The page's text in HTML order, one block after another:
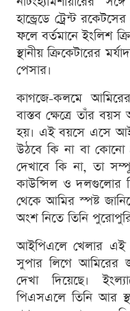
হান্ড্রেডে ট্রেন্ট
ফলে বর্তমানে ইংলিশ
স্থানীয় ক্রিকেটারের
পেসার।
কাগজে-কলমে
বাস্তব ক্ষেত্রে তাঁর
হয়। এই বয়সে এসে
উঠবে কি না বা কোনো
দেখাবে কি না, তা
কাউন্সিল ও দলগুলোর
থেকে আমির স্পষ্ট
অংশ নিতে তিনি পুরোপুরি
আইপিএলে খেলার এই
সুপার লিগে আমিরের
দেখা দিয়েছে।
পিএসএলে তিনি আর